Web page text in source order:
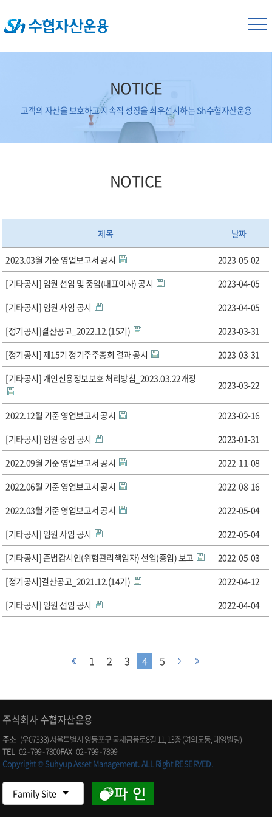
NOTICE
고객의 자산을 보호하고 지속적 성장을 최우선시하는 Sh수협자산운용
NOTICE
제목 날짜
2023.03월 기준 영업보고서 공시
2023-05-02
[기타공시] 임원 선임 및 중임(대표이사) 공시
2023-04-05
[기타공시] 임원 사임 공시
2023-04-05
[정기공시]결산공고_2022.12.(15기)
2023-03-31
[정기공시] 제15기 정기주주총회 결과 공시
2023-03-31
[기타공시] 개인신용정보보호 처리방침_2023.03.22개정
2023-03-22
2022.12월 기준 영업보고서 공시
2023-02-16
[기타공시] 임원 중임 공시
2023-01-31
2022.09월 기준 영업보고서 공시
2022-11-08
2022.06월 기준 영업보고서 공시
2022-08-16
2022.03월 기준 영업보고서 공시
2022-05-04
[기타공시] 임원 사임 공시
2022-05-04
[기타공시] 준법감시인(위험관리책임자) 선임(중임) 보고
2022-05-03
[정기공시]결산공고_2021.12.(14기)
2022-04-12
[기타공시] 임원 선임 공시
2022-04-04
1 2 3 4 5
주식회사 수협자산운용
주소 (우07333) 서울특별시 영등포구 국제금융로8길 11, 13층 (여의도동, 대영빌딩)
TEL 02 - 799 - 7800FAX 02 - 799 - 7899
Copyright © Suhyup Asset Management. ALL Right RESERVED.
Family Site